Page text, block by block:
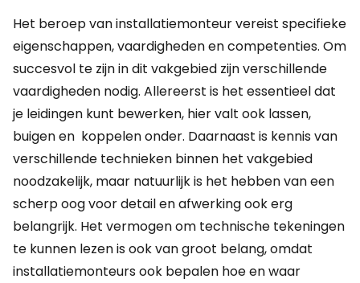
Het beroep van installatiemonteur vereist specifieke
eigenschappen, vaardigheden en competenties. Om
succesvol te zijn in dit vakgebied zijn verschillende
vaardigheden nodig. Allereerst is het essentieel dat
je leidingen kunt bewerken, hier valt ook lassen,
buigen en koppelen onder. Daarnaast is kennis van
verschillende technieken binnen het vakgebied
noodzakelijk, maar natuurlijk is het hebben van een
scherp oog voor detail en afwerking ook erg
belangrijk. Het vermogen om technische tekeningen
te kunnen lezen is ook van groot belang, omdat
installatiemonteurs ook bepalen hoe en waar